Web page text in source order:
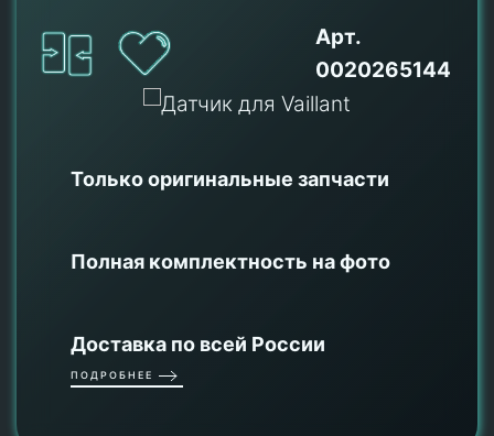
Арт.
0020265144
Только оригинальные запчасти
Полная комплектность на фото
Доставка по всей России
ПОДРОБНЕЕ